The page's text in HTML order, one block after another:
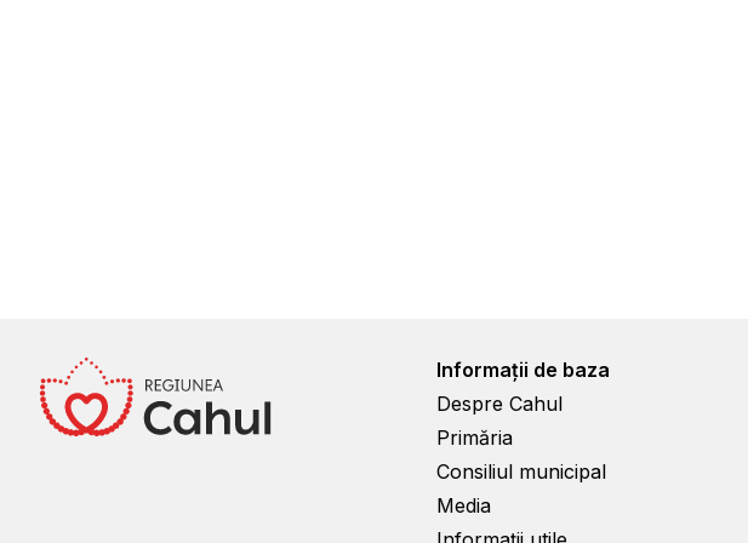
Informații de baza
Despre Cahul
Primăria
Consiliul municipal
Media